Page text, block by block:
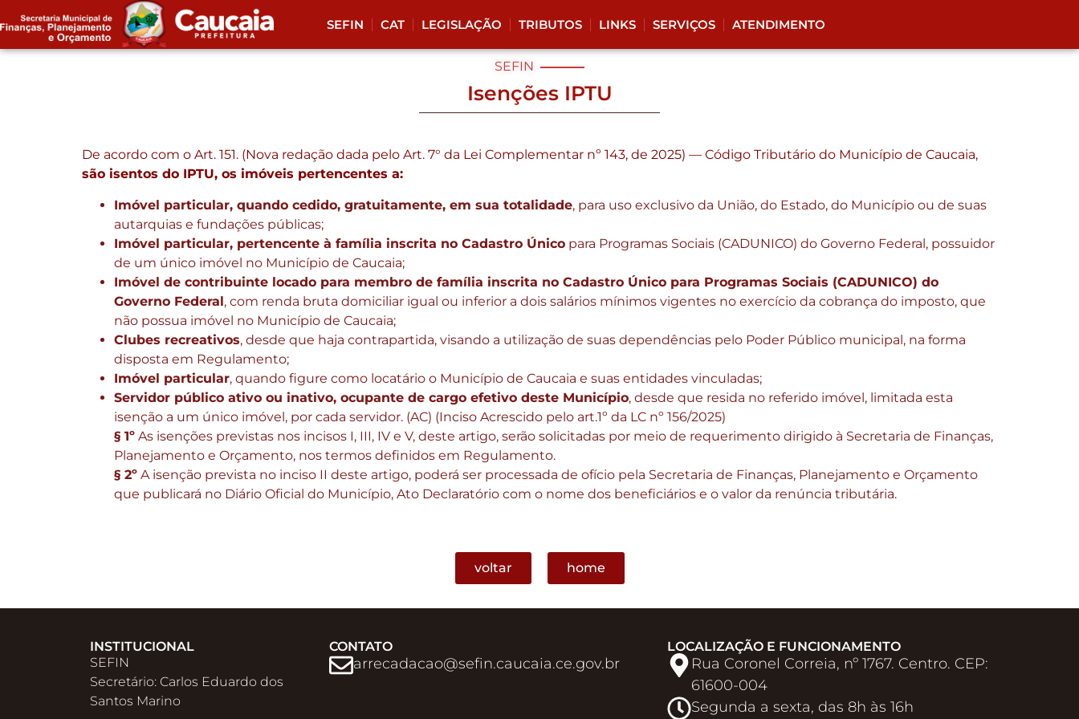
SEFIN CAT LEGISLAÇÃO TRIBUTOS LINKS SERVIÇOS ATENDIMENTO
SEFIN
Isenções IPTU
De acordo com o Art. 151. (Nova redação dada pelo Art. 7° da Lei Complementar nº 143, de 2025) — Código Tributário do Município de Caucaia,
são isentos do IPTU, os imóveis pertencentes a:
Imóvel particular, quando cedido, gratuitamente, em sua totalidade, para uso exclusivo da União, do Estado, do Município ou de suas
autarquias e fundações públicas;
Imóvel particular, pertencente à família inscrita no Cadastro Único para Programas Sociais (CADUNICO) do Governo Federal, possuidor
de um único imóvel no Município de Caucaia;
Imóvel de contribuinte locado para membro de família inscrita no Cadastro Único para Programas Sociais (CADUNICO) do
Governo Federal, com renda bruta domiciliar igual ou inferior a dois salários mínimos vigentes no exercício da cobrança do imposto, que
não possua imóvel no Município de Caucaia;
Clubes recreativos, desde que haja contrapartida, visando a utilização de suas dependências pelo Poder Público municipal, na forma
disposta em Regulamento;
Imóvel particular, quando figure como locatário o Município de Caucaia e suas entidades vinculadas;
Servidor público ativo ou inativo, ocupante de cargo efetivo deste Município, desde que resida no referido imóvel, limitada esta
isenção a um único imóvel, por cada servidor. (AC) (Inciso Acrescido pelo art.1º da LC nº 156/2025)
§ 1º As isenções previstas nos incisos I, III, IV e V, deste artigo, serão solicitadas por meio de requerimento dirigido à Secretaria de Finanças,
Planejamento e Orçamento, nos termos definidos em Regulamento.
§ 2º A isenção prevista no inciso II deste artigo, poderá ser processada de ofício pela Secretaria de Finanças, Planejamento e Orçamento
que publicará no Diário Oficial do Município, Ato Declaratório com o nome dos beneficiários e o valor da renúncia tributária.
voltar home
INSTITUCIONAL
SEFIN
Secretário: Carlos Eduardo dos
Santos Marino
CONTATO
arrecadacao@sefin.caucaia.ce.gov.br​
LOCALIZAÇÃO E FUNCIONAMENTO
Rua Coronel Correia, nº 1767. Centro. CEP:
61600-004
Segunda a sexta, das 8h às 16h